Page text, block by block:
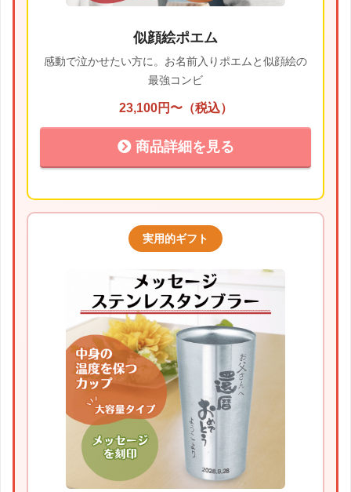
似顔絵ポエム
感動で泣かせたい方に。お名前入りポエムと似顔絵の
最強コンビ
23,100円〜（税込）
商品詳細を見る
実用的ギフト